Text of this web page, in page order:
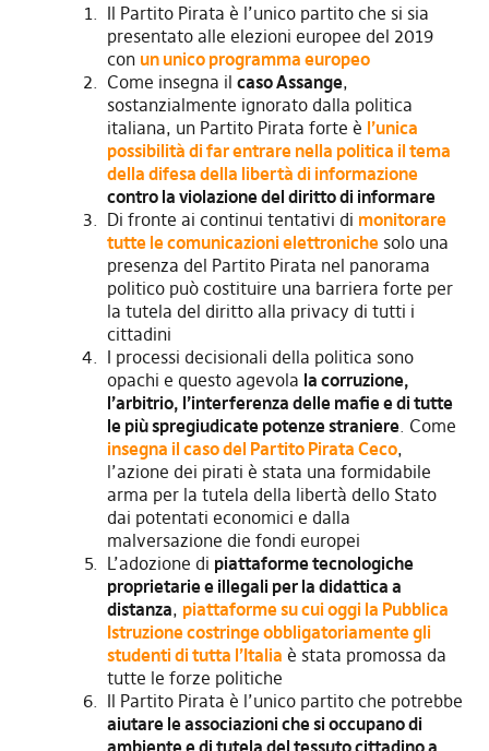
Il Partito Pirata è l’unico partito che si sia
presentato alle elezioni europee del 2019
con un unico programma europeo
Come insegna il caso Assange,
sostanzialmente ignorato dalla politica
italiana, un Partito Pirata forte è l’unica
possibilità di far entrare nella politica il tema
della difesa della libertà di informazione
contro la violazione del diritto di informare
Di fronte ai continui tentativi di monitorare
tutte le comunicazioni elettronichesolo una
presenza del Partito Pirata nel panorama
politico può costituire una barriera forte per
la tutela del diritto alla privacy di tutti i
cittadini
I processi decisionali della politica sono
opachi e questo agevola la corruzione,
l’arbitrio, l’interferenza delle mafie e di tutte
le più spregiudicate potenze straniere. Come
insegna il caso del Partito Pirata Ceco,
l’azione dei pirati è stata una formidabile
arma per la tutela della libertà dello Stato
dai potentati economici e dalla
malversazione die fondi europei
L’adozione di piattaforme tecnologiche
proprietarie e illegali per la didattica a
distanza, piattaforme su cui oggi la Pubblica
Istruzione costringe obbligatoriamente gli
studenti di tutta l’Italia è stata promossa da
tutte le forze politiche
Il Partito Pirata è l’unico partito che potrebbe
aiutare le associazioni che si occupano di
ambiente e di tutela del tessuto cittadino a